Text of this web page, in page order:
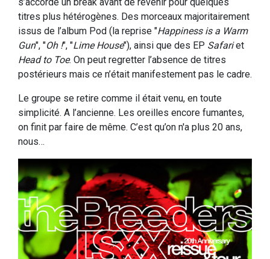
titres plus hétérogènes. Des morceaux majoritairement
issus de l’album Pod (la reprise "Happiness is a Warm
Gun", "Oh !", "Lime House"), ainsi que des EP Safariet
Head to Toe. On peut regretter l’absence de titres
postérieurs mais ce n’était manifestement pas le cadre.
Le groupe se retire comme il était venu, en toute
simplicité. A l’ancienne. Les oreilles encore fumantes,
on finit par faire de même. C’est qu’on n'a plus 20 ans,
nous…